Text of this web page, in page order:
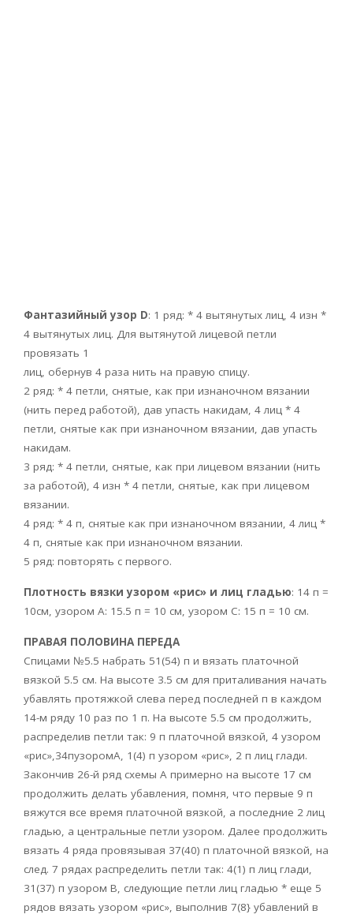
Фантазийный узор D: 1 ряд: * 4 вытянутых лиц, 4 изн *
4 вытянутых лиц. Для вытянутой лицевой петли
провязать 1
лиц, обернув 4 раза нить на правую спицу.
2 ряд: * 4 петли, снятые, как при изнаночном вязании
(нить перед работой), дав упасть накидам, 4 лиц * 4
петли, снятые как при изнаночном вязании, дав упасть
накидам.
3 ряд: * 4 петли, снятые, как при лицевом вязании (нить
за работой), 4 изн * 4 петли, снятые, как при лицевом
вязании.
4 ряд: * 4 п, снятые как при изнаночном вязании, 4 лиц *
4 п, снятые как при изнаночном вязании.
5 ряд: повторять с первого.
Плотность вязки узором «рис» и лиц гладью: 14 п =
10см, узором А: 15.5 п = 10 см, узором С: 15 п = 10 см.
ПРАВАЯ ПОЛОВИНА ПЕРЕДА
Спицами №5.5 набрать 51(54) п и вязать платочной
вязкой 5.5 см. На высоте 3.5 см для приталивания начать
убавлять протяжкой слева перед последней п в каждом
14-м ряду 10 раз по 1 п. На высоте 5.5 см продолжить,
распределив петли так: 9 п платочной вязкой, 4 узором
«рис»,34пузоромА, 1(4) п узором «рис», 2 п лиц глади.
Закончив 26-й ряд схемы А примерно на высоте 17 см
продолжить делать убавления, помня, что первые 9 п
вяжутся все время платочной вязкой, а последние 2 лиц
гладью, а центральные петли узором. Далее продолжить
вязать 4 ряда провязывая 37(40) п платочной вязкой, на
след. 7 рядах распределить петли так: 4(1) п лиц глади,
31(37) п узором В, следующие петли лиц гладью * еще 5
рядов вязать узором «рис», выполнив 7(8} убавлений в